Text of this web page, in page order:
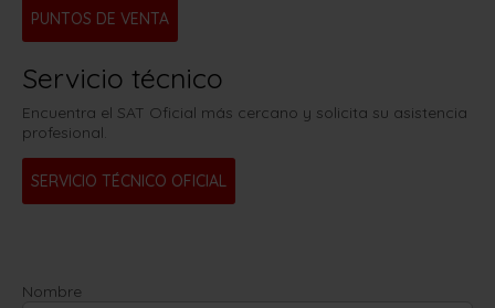
PUNTOS DE VENTA
Servicio técnico
Encuentra el SAT Oficial más cercano y solicita su asistencia
profesional.
SERVICIO TÉCNICO OFICIAL
Nombre